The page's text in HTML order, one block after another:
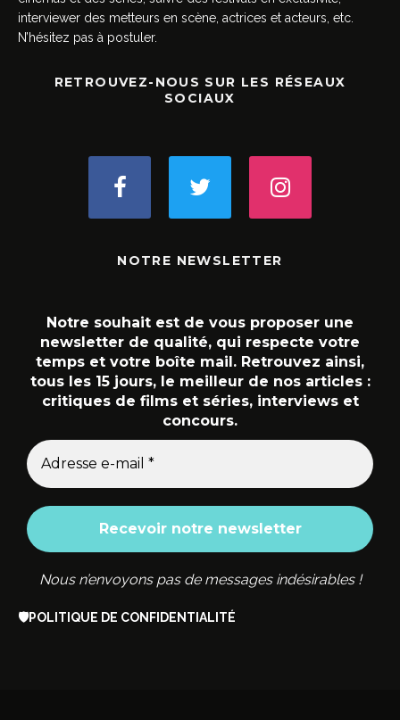
interviewer des metteurs en scène, actrices et acteurs, etc.
N’hésitez pas à postuler.
RETROUVEZ-NOUS SUR LES RÉSEAUX
SOCIAUX
NOTRE NEWSLETTER
Notre souhait est de vous proposer une
newsletter de qualité, qui respecte votre
temps et votre boîte mail. Retrouvez ainsi,
tous les 15 jours, le meilleur de nos articles :
critiques de films et séries, interviews et
concours.
Nous n’envoyons pas de messages indésirables !
🛡️POLITIQUE DE CONFIDENTIALITÉ